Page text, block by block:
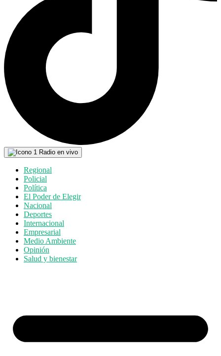
Radio en vivo
Regional
Policial
Política
El Poder de Elegir
Nacional
Deportes
Internacional
Empresarial
Medio Ambiente
Opinión
Salud y bienestar